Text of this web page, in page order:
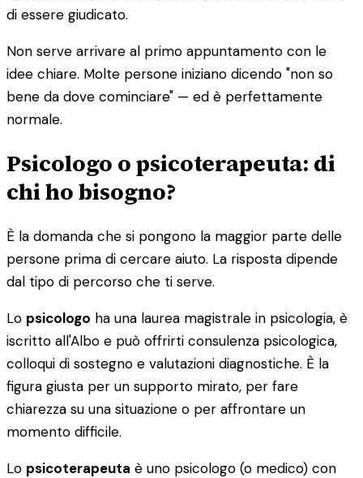
di essere giudicato.
Non serve arrivare al primo appuntamento con le
idee chiare. Molte persone iniziano dicendo "non so
bene da dove cominciare" — ed è perfettamente
normale.
Psicologo o psicoterapeuta: di
chi ho bisogno?
È la domanda che si pongono la maggior parte delle
persone prima di cercare aiuto. La risposta dipende
dal tipo di percorso che ti serve.
Lo psicologo ha una laurea magistrale in psicologia, è
iscritto all'Albo e può offrirti consulenza psicologica,
colloqui di sostegno e valutazioni diagnostiche. È la
figura giusta per un supporto mirato, per fare
chiarezza su una situazione o per affrontare un
momento difficile.
Lo psicoterapeuta è uno psicologo (o medico) con